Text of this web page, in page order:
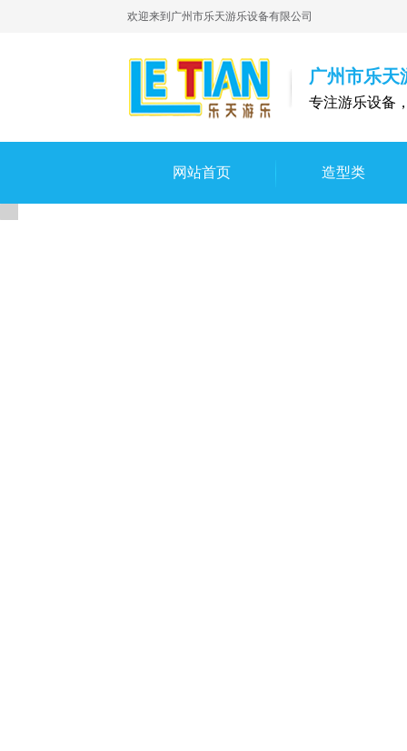
欢迎来到广州市乐天游乐设备有限公司
广州市乐天
专注游乐设备
网站首页 造型类